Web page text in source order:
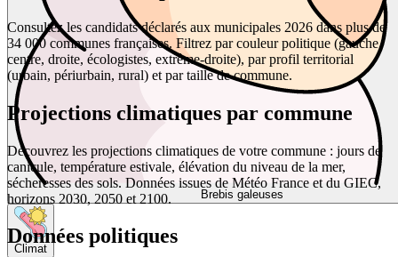
Brebis galeuses
Climat
Consultez les candidats déclarés aux municipales 2026 dans plus de
34 000 communes françaises. Filtrez par couleur politique (gauche,
centre, droite, écologistes, extrême-droite), par profil territorial
(urbain, périurbain, rural) et par taille de commune.
Projections climatiques par commune
Découvrez les projections climatiques de votre commune : jours de
canicule, température estivale, élévation du niveau de la mer,
sécheresses des sols. Données issues de Météo France et du GIEC,
horizons 2030, 2050 et 2100.
Données politiques